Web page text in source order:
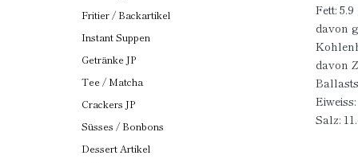
Fritier / Backartikel
Instant Suppen
Getränke JP
Tee / Matcha
Crackers JP
Süsses / Bonbons
Dessert Artikel
Fett:
davon
davon
Salz: